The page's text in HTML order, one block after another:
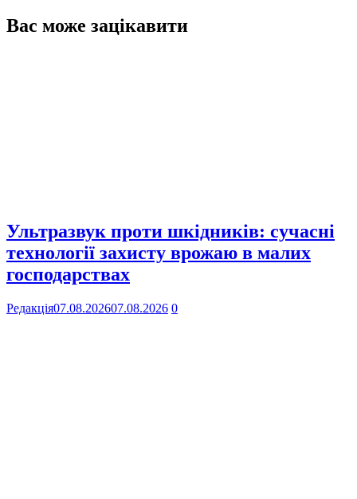
Вас може зацікавити
Ультразвук проти шкідників: сучасні
технології захисту врожаю в малих
господарствах
Редакція07.08.202607.08.2026 0